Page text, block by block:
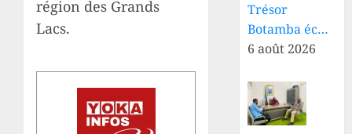
région des Grands
Lacs.
Trésor
Botamba éc…
6 août 2026